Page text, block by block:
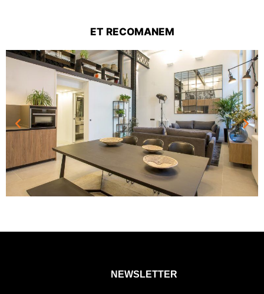
ET RECOMANEM
NEWSLETTER